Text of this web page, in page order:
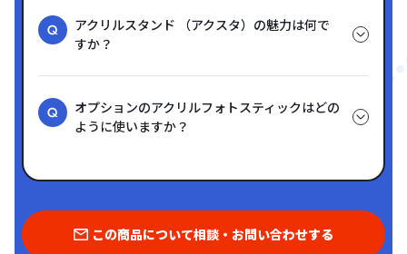
アクリルスタンド （アクスタ）の魅力は何で
すか？
オプションのアクリルフォトスティックはどの
ように使いますか？
この商品について相談・お問い合わせする